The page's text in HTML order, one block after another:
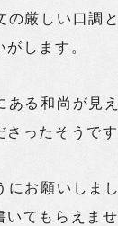
の厳しい口調
します。
ある和尚が見
ったそうです
にお願いしま
てもらえませ